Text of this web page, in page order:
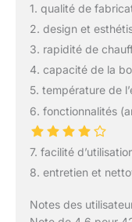
1. qualité de
2. design et
3. rapidité de
4. capacité de la
5. température de
6. fonctionnalités
7. facilité
8. entretien et
Notes des